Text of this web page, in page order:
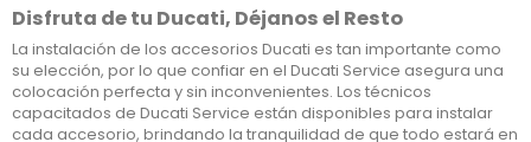
Disfruta de tu Ducati, Déjanos el Resto
La instalación de los accesorios Ducati es tan importante como
su elección, por lo que confiar en el Ducati Service asegura una
colocación perfecta y sin inconvenientes. Los técnicos
capacitados de Ducati Service están disponibles para instalar
cada accesorio, brindando la tranquilidad de que todo estará en